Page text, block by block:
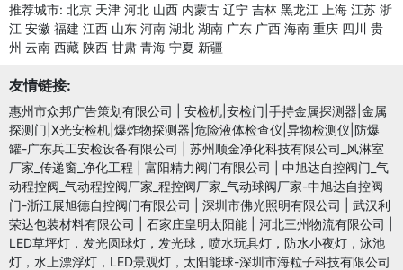
推荐城市: 北京 天津 河北 山西 内蒙古 辽宁 吉林 黑龙江 上海 江苏 浙
江 安徽 福建 江西 山东 河南 湖北 湖南 广东 广西 海南 重庆 四川 贵
州 云南 西藏 陕西 甘肃 青海 宁夏 新疆
友情链接:
惠州市众邦广告策划有限公司
安检机|安检门|手持金属探测器|金属
探测门|X光安检机|爆炸物探测器|危险液体检查仪|异物检测仪|防爆
罐-广东兵工安检设备有限公司
苏州顺金净化科技有限公司_风淋室
厂家_传递窗_净化工程
富阳精力阀门有限公司
中旭达自控阀门_气
动程控阀_气动程控阀厂家_程控阀厂家_气动球阀厂家-中旭达自控阀
门-浙江展旭德自控阀门有限公司
深圳市佛光照明有限公司
武汉利
荣达包装材料有限公司
石家庄皇明太阳能 河北三州物流有限公司
LED草坪灯，发光圆球灯，发光球，喷水玩具灯，防水小夜灯，泳池
灯，水上漂浮灯，LED景观灯，太阳能球-深圳市海粒子科技有限公司